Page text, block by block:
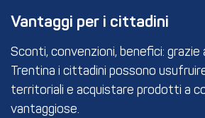
Vantaggi per i cittadini
Sconti, convenzioni, benefici: grazie
Trentina i cittadini possono
territoriali e acquistare prodotti a
vantaggiose.